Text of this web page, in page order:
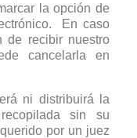
la opción de
En caso
de recibir nuestro
cancelarla en
ni distribuirá la
sin su
por un juez